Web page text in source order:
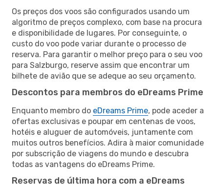
Os preços dos voos são configurados usando um
algoritmo de preços complexo, com base na procura
e disponibilidade de lugares. Por conseguinte, o
custo do voo pode variar durante o processo de
reserva. Para garantir o melhor preço para o seu voo
para Salzburgo, reserve assim que encontrar um
bilhete de avião que se adeque ao seu orçamento.
Descontos para membros do eDreams Prime
Enquanto membro do eDreams Prime, pode aceder a
ofertas exclusivas e poupar em centenas de voos,
hotéis e aluguer de automóveis, juntamente com
muitos outros benefícios. Adira à maior comunidade
por subscrição de viagens do mundo e descubra
todas as vantagens do eDreams Prime.
Reservas de última hora com a eDreams